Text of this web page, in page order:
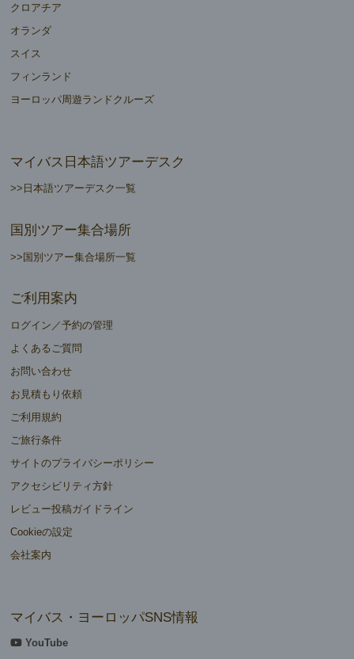
クロアチア
オランダ
スイス
フィンランド
ヨーロッパ周遊ランドクルーズ
マイバス日本語ツアーデスク
>>日本語ツアーデスク一覧
国別ツアー集合場所
>>国別ツアー集合場所一覧
ご利用案内
ログイン／予約の管理
よくあるご質問
お問い合わせ
お見積もり依頼
ご利用規約
ご旅行条件
サイトのプライバシーポリシー
アクセシビリティ方針
レビュー投稿ガイドライン
Cookieの設定
会社案内
マイバス・ヨーロッパSNS情報
YouTube